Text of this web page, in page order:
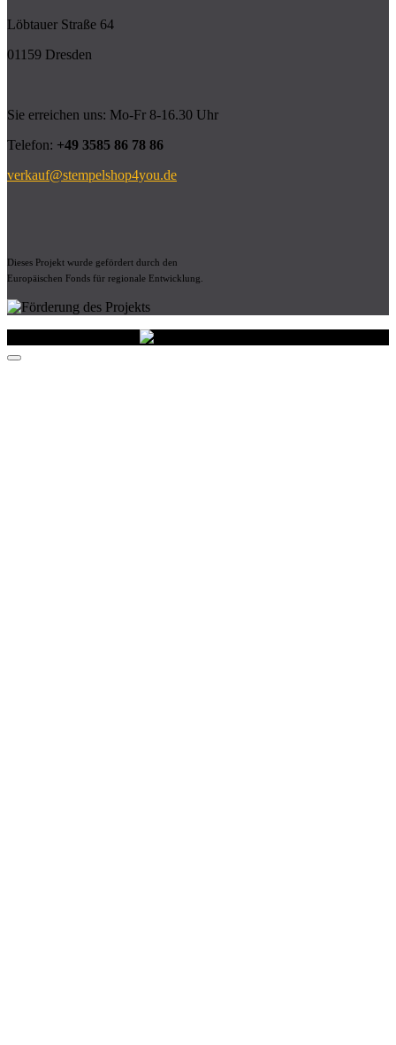
Löbtauer Straße 64
01159 Dresden
Sie erreichen uns: Mo-Fr 8-16.30 Uhr
Telefon: +49 3585 86 78 86
verkauf@stempelshop4you.de
Dieses Projekt wurde gefördert durch den
Europäischen Fonds für regionale Entwicklung.